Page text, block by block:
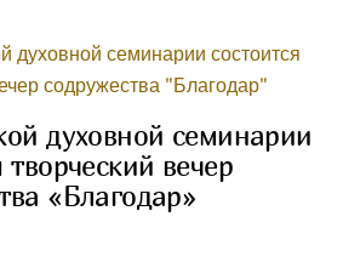
духовной семинарии
творческий вечер
«Благодар»